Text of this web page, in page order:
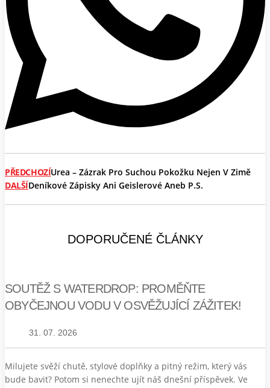
PŘEDCHOZÍUrea – Zázrak Pro Suchou Pokožku Nejen V Zimě
DALŠÍDeníkové Zápisky Ani Geislerové Aneb P.S.
DOPORUČENÉ ČLÁNKY
SOUTĚŽ S WATERDROP: PROMĚŇTE
OBYČEJNOU VODU V OSVĚŽUJÍCÍ ZÁŽITEK!
31. 07. 2026
Milujete svěží chutě, stylové doplňky a pitný režim, který vás
bude bavit? Potom si nenechte ujít náš dnešní příspěvek. Ve